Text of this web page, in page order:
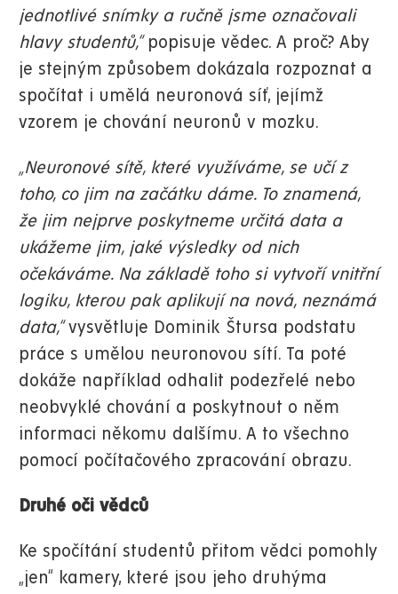
jednotlivé snímky a ručně jsme označovali
hlavy studentů,“popisuje vědec. A proč? Aby
je stejným způsobem dokázala rozpoznat a
spočítat i umělá neuronová síť, jejímž
vzorem je chování neuronů v mozku.
„Neuronové sítě, které využíváme, se učí z
toho, co jim na začátku dáme. To znamená,
že jim nejprve poskytneme určitá data a
ukážeme jim, jaké výsledky od nich
očekáváme. Na základě toho si vytvoří vnitřní
logiku, kterou pak aplikují na nová, neznámá
data,“vysvětluje Dominik Štursa podstatu
práce s umělou neuronovou sítí. Ta poté
dokáže například odhalit podezřelé nebo
neobvyklé chování a poskytnout o něm
informaci někomu dalšímu. A to všechno
pomocí počítačového zpracování obrazu.
Druhé oči vědců
Ke spočítání studentů přitom vědci pomohly
„jen“ kamery, které jsou jeho druhýma